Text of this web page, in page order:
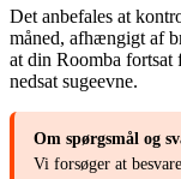
Det anbefales at
måned, afhængigt af
at din Roomba
nedsat sugeevne.
Om spørgsmål og
Vi forsøger at